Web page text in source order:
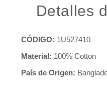
Detalles
CÓDIGO: 1U527410
Material: 100% Cotton
País de Origen: